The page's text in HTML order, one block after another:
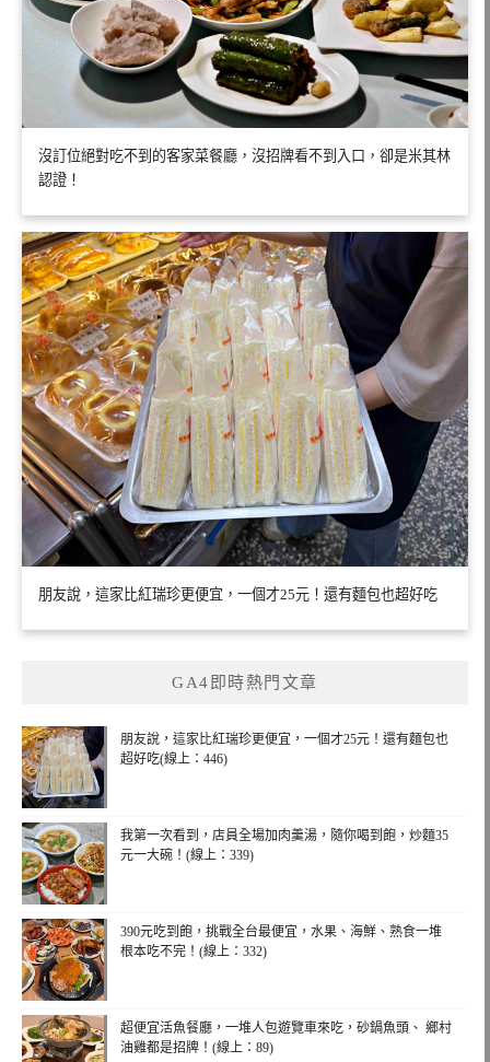
沒訂位絕對吃不到的客家菜餐廳，沒招牌看不到入口，卻是米其林
認證！
朋友說，這家比紅瑞珍更便宜，一個才25元！還有麵包也超好吃
GA4即時熱門文章
朋友說，這家比紅瑞珍更便宜，一個才25元！還有麵包也
超好吃(線上：446)
我第一次看到，店員全場加肉羹湯，隨你喝到飽，炒麵35
元一大碗！(線上：339)
390元吃到飽，挑戰全台最便宜，水果、海鮮、熟食一堆
根本吃不完！(線上：332)
超便宜活魚餐廳，一堆人包遊覽車來吃，砂鍋魚頭、 鄉村
油雞都是招牌！(線上：89)